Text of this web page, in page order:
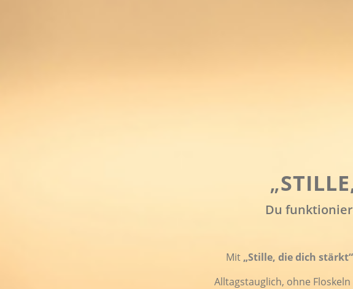
„
Du
Mit „Stille, die dich stärkt“
Alltagstauglich, ohne